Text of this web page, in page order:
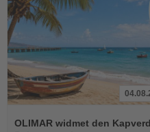
Sie
OLIMAR widmet den